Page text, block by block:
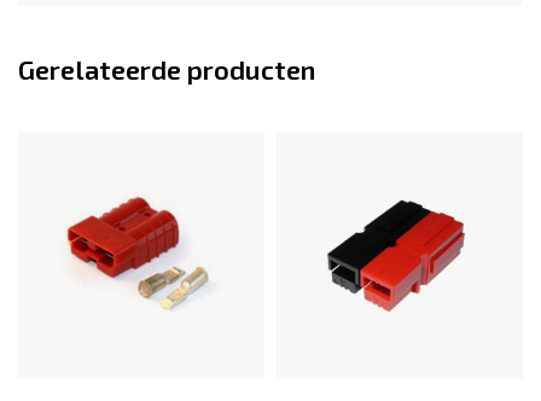
De lader is beschermt tegen;
EAN: 6096141250286
Voltage: 24V
Capaciteit: 3A
Merk: Voltium Energy®
Gerelateerde producten